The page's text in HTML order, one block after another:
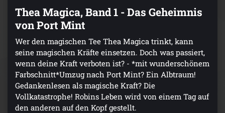
Thea Magica, Band 1 - Das Geheimnis
von Port Mint
Wer den magischen Tee Thea Magica trinkt, kann
seine magischen Kräfte einsetzen. Doch was passiert,
wenn deine Kraft verboten ist? - *mit wunderschönem
Farbschnitt*Umzug nach Port Mint? Ein Albtraum!
Gedankenlesen als magische Kraft? Die
Vollkatastrophe! Robins Leben wird von einem Tag auf
den anderen auf den Kopf gestellt.